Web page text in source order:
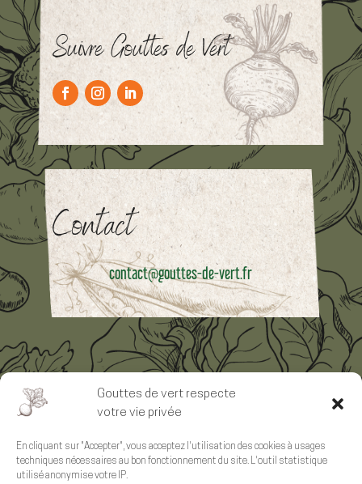
Gouttes de vert respecte
votre vie privée
En cliquant sur "Accepter", vous acceptez l'utilisation des cookies à usages
techniques nécessaires au bon fonctionnement du site. L'outil statistique
utilisé anonymise votre IP.
Suivre Gouttes de Vert
Contact
contact@gouttes-de-vert.fr